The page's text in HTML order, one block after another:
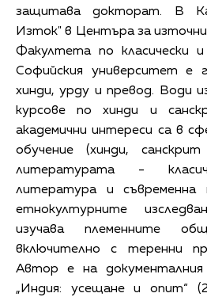
защитава докторат. В
Изток" в Центъра за
Факултета по класически
Софийския университет е
хинди, урду и превод. Води
курсове по хинди и
академични интереси са в
обучение (хинди,
литературата -
литература и съвременна
етнокултурните
изучава племенните
включително с теренни
Автор е на
„Индия: усещане и опит“